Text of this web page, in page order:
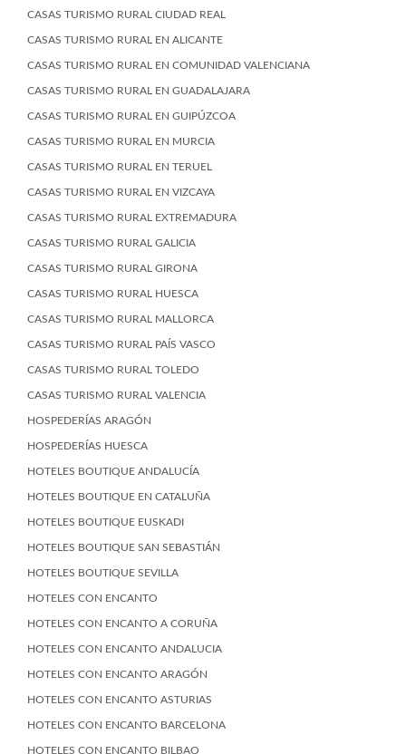
CASAS TURISMO RURAL CIUDAD REAL
CASAS TURISMO RURAL EN ALICANTE
CASAS TURISMO RURAL EN COMUNIDAD VALENCIANA
CASAS TURISMO RURAL EN GUADALAJARA
CASAS TURISMO RURAL EN GUIPÚZCOA
CASAS TURISMO RURAL EN MURCIA
CASAS TURISMO RURAL EN TERUEL
CASAS TURISMO RURAL EN VIZCAYA
CASAS TURISMO RURAL EXTREMADURA
CASAS TURISMO RURAL GALICIA
CASAS TURISMO RURAL GIRONA
CASAS TURISMO RURAL HUESCA
CASAS TURISMO RURAL MALLORCA
CASAS TURISMO RURAL PAÍS VASCO
CASAS TURISMO RURAL TOLEDO
CASAS TURISMO RURAL VALENCIA
HOSPEDERÍAS ARAGÓN
HOSPEDERÍAS HUESCA
HOTELES BOUTIQUE ANDALUCÍA
HOTELES BOUTIQUE EN CATALUÑA
HOTELES BOUTIQUE EUSKADI
HOTELES BOUTIQUE SAN SEBASTIÁN
HOTELES BOUTIQUE SEVILLA
HOTELES CON ENCANTO
HOTELES CON ENCANTO A CORUÑA
HOTELES CON ENCANTO ANDALUCIA
HOTELES CON ENCANTO ARAGÓN
HOTELES CON ENCANTO ASTURIAS
HOTELES CON ENCANTO BARCELONA
HOTELES CON ENCANTO BILBAO